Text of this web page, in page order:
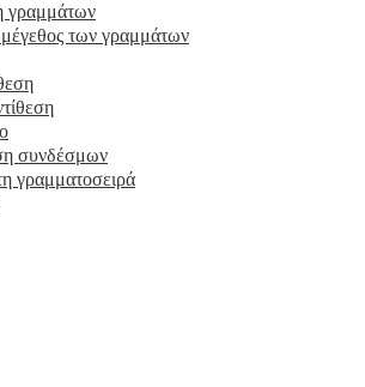
γραμμάτων
των γραμμάτων
συνδέσμων
γραμματοσειρά